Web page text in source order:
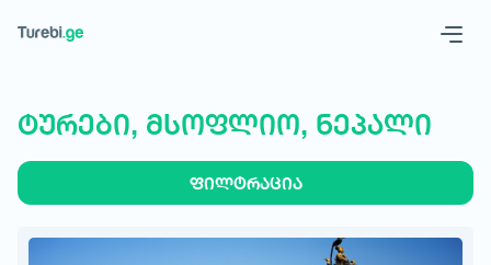
ტურები, მსოფლიო, ნეპალი
ფილტრაცია